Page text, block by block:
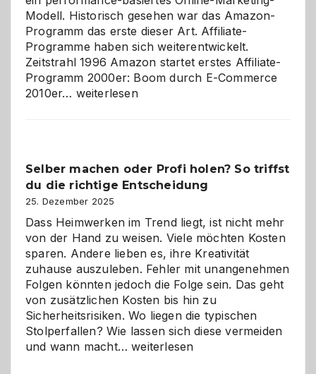
Modell. Historisch gesehen war das Amazon-
Programm das erste dieser Art. Affiliate-
Programme haben sich weiterentwickelt.
Zeitstrahl 1996 Amazon startet erstes Affiliate-
Programm 2000er: Boom durch E-Commerce
2010er… Affiliate-
Herausforderungen
und
Zukunft
weiterlesen
Selber machen oder Profi holen? So triffst
du die richtige Entscheidung
25. Dezember 2025
Dass Heimwerken im Trend liegt, ist nicht mehr
von der Hand zu weisen. Viele möchten Kosten
sparen. Andere lieben es, ihre Kreativität
zuhause auszuleben. Fehler mit unangenehmen
Folgen könnten jedoch die Folge sein. Das geht
von zusätzlichen Kosten bis hin zu
Sicherheitsrisiken. Wo liegen die typischen
Stolperfallen? Wie lassen sich diese vermeiden
und wann macht…Selber
weiterlesen